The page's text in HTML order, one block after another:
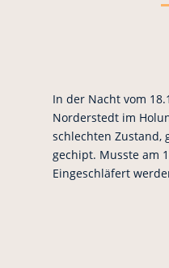
In der Nacht vom
Norderstedt im
schlechten Zustand,
gechipt. Musste am
Eingeschläfert